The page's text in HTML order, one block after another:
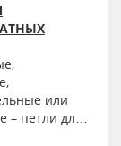
или
петли для